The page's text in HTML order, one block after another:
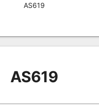
AS619
AS619